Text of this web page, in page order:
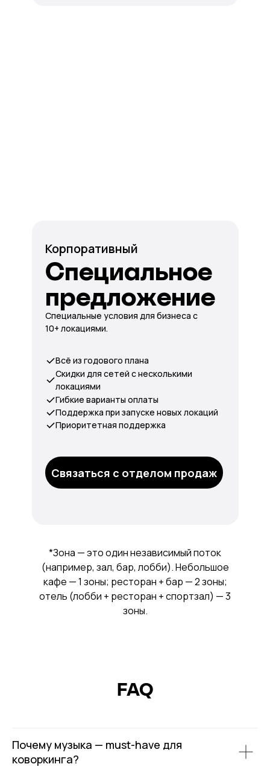
*Зона — это один независимый поток
(например, зал, бар, лобби). Небольшое
кафе — 1 зоны; ресторан + бар — 2 зоны;
отель (лобби + ресторан + спортзал) — 3
зоны.
Корпоративный
Специальное
предложение
Специальные условия для бизнеса с
10+ локациями.
Связаться с отделом продаж
Всё из годового плана
Скидки для сетей с несколькими
локациями
Гибкие варианты оплаты
Поддержка при запуске новых локаций
Приоритетная поддержка
FAQ
Почему музыка — must-have для
коворкинга?